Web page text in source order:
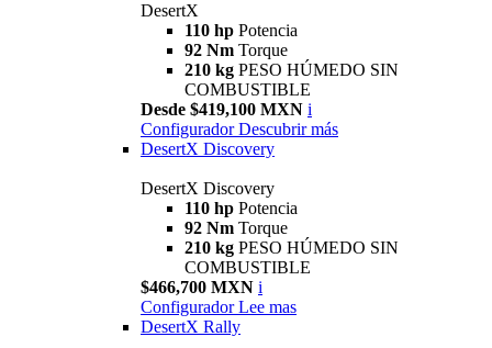
DesertX
110 hp Potencia
92 Nm Torque
210 kg PESO HÚMEDO SIN
COMBUSTIBLE
Desde $419,100 MXN i
Configurador Descubrir más
DesertX Discovery
DesertX Discovery
110 hp Potencia
92 Nm Torque
210 kg PESO HÚMEDO SIN
COMBUSTIBLE
$466,700 MXN i
Configurador Lee mas
DesertX Rally